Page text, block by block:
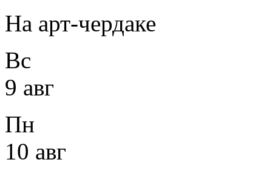
На арт-чердаке
Вс
9 авг
Пн
10 авг